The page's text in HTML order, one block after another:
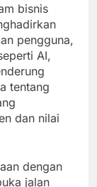
bisnis
pengguna,
AI,
tentang
dan nilai
dengan
jalan